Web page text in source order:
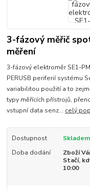
3-fázový měřič
měření
3-fázový elektroměr SE1-
PERUSB periferií systému
variabilitou použití a to
typy měřících přístrojů,
vstupní data senz... celý
Dostupnost
Doba dodání
Zboží
Stačí,
10:00